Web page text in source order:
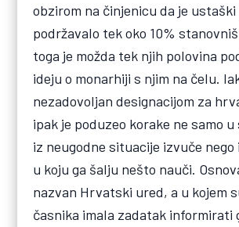
obzirom na činjenicu da je
podržavalo tek oko 10%
toga je možda tek njih polovina
ideju o monarhiji s njim na čelu.
nezadovoljan designacijom za
ipak je poduzeo korake ne samo
iz neugodne situacije izvuče nego
u koju ga šalju nešto nauči.
nazvan Hrvatski ured, a u kojem
časnika imala zadatak informirati